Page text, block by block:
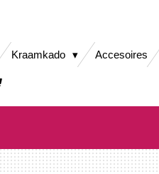
Kraamkado Accesoires